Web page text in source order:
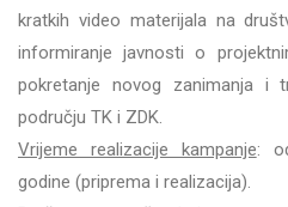
kratkih video materijala na
informiranje javnosti o
pokretanje novog zanimanja i
području TK i ZDK.
Vrijeme realizacije kampanje:
godine (priprema i realizacija).